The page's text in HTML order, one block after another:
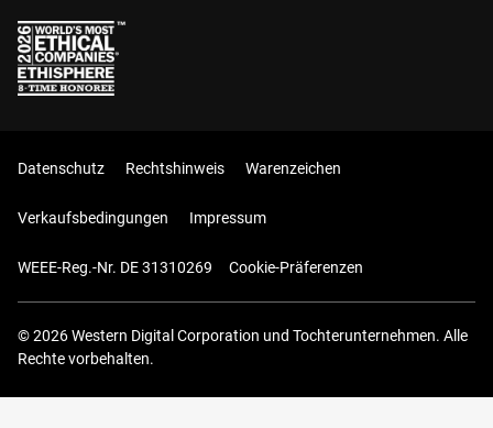
Datenschutz Rechtshinweis Warenzeichen
Verkaufsbedingungen Impressum
WEEE-Reg.-Nr. DE 31310269 Cookie-Präferenzen
© 2026 Western Digital Corporation und Tochterunternehmen. Alle
Rechte vorbehalten.